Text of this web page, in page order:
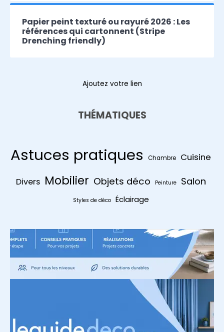
Papier peint texturé ou rayuré 2026 : Les
références qui cartonnent (Stripe
Drenching friendly)
Ajoutez votre lien
THÉMATIQUES
Astuces pratiques Chambre Cuisine
Divers Mobilier Objets déco Peinture Salon
Styles de déco Éclairage